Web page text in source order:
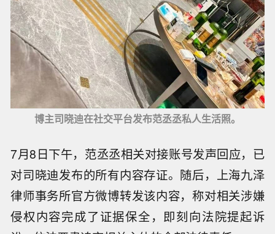
博主司晓迪在社交平台发布范丞丞私人生活照。
7月8日下午，范丞丞相关对接账号发声回应，已
对司晓迪发布的所有内容存证。随后，上海九泽
律师事务所官方微博转发该内容，称对相关涉嫌
侵权内容完成了证据保全，即刻向法院提起诉